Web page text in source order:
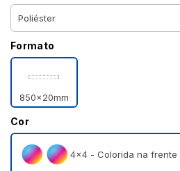
Formato
850x20mm
Cor
4×4 - Colorida na frente